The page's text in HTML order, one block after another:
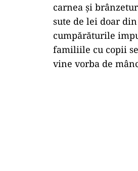
carnea și
sute de lei doar
cumpărăturile
familiile cu copii
vine vorba de